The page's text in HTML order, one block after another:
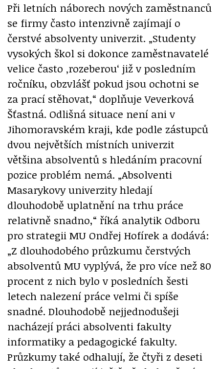
Při letních náborech nových zaměstnanců
se firmy často intenzivně zajímají o
čerstvé absolventy univerzit. „Studenty
vysokých škol si dokonce zaměstnavatelé
velice často ‚rozeberou‘ již v posledním
ročníku, obzvlášť pokud jsou ochotni se
za prací stěhovat,“ doplňuje Veverková
Šťastná. Odlišná situace není ani v
Jihomoravském kraji, kde podle zástupců
dvou největších místních univerzit
většina absolventů s hledáním pracovní
pozice problém nemá. „Absolventi
Masarykovy univerzity hledají
dlouhodobě uplatnění na trhu práce
relativně snadno,“ říká analytik Odboru
pro strategii MU Ondřej Hofírek a dodává:
„Z dlouhodobého průzkumu čerstvých
absolventů MU vyplývá, že pro více než 80
procent z nich bylo v posledních šesti
letech nalezení práce velmi či spíše
snadné. Dlouhodobě nejjednodušeji
nacházejí práci absolventi fakulty
informatiky a pedagogické fakulty.
Průzkumy také odhalují, že čtyři z deseti